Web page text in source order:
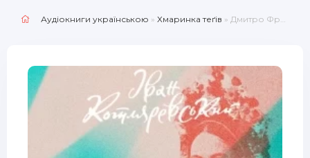
Аудіокниги українською » Хмаринка теґів » Дмитро Франько